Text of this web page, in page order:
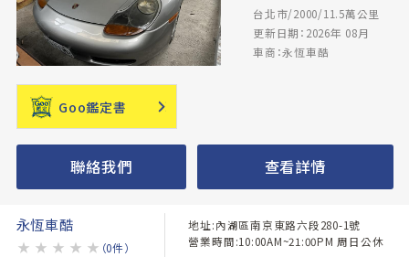
台北市/2000/11.5萬公里
更新日期：2026年 08月
車商：永恆車酷
Goo鑑定書
聯絡我們 查看詳情
永恆車酷
★ ★ ★ ★ ★ （0件）
地址:內湖區南京東路六段280-1號
營業時間:10:00AM~21:00PM 周日公休